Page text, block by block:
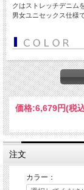
クはストレッチデニム
男女ユニセックス仕様
価格:6,679円(税
注文
カラー：